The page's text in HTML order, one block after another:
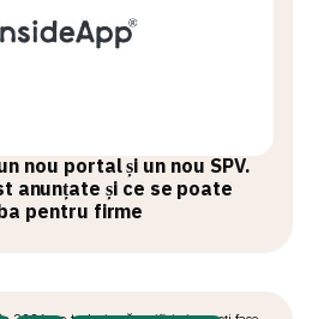
nou portal și un nou SPV.
anunțate și ce se poate
pentru firme